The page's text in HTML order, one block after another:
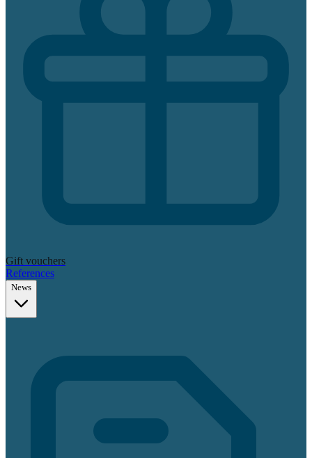
Gift vouchers
References
News